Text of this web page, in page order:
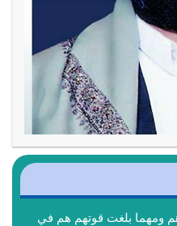
ومهما بلغت قوتهم هم في